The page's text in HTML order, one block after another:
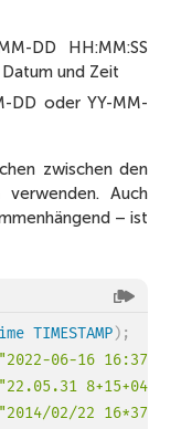
DD HH:MM:SS
und Zeit
DD oder YY-MM-
zwischen den
verwenden. Auch
– ist
TIMESTAMP) ;
"2022-06-16
"22.05.31 8+15+04"
"2014/02/22